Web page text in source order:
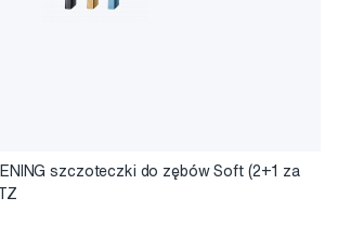
szczoteczki do zębów Soft (2+1 za